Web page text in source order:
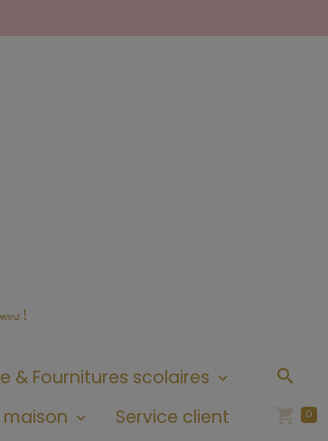
!
& Fournitures scolaires
maison
Service client
0